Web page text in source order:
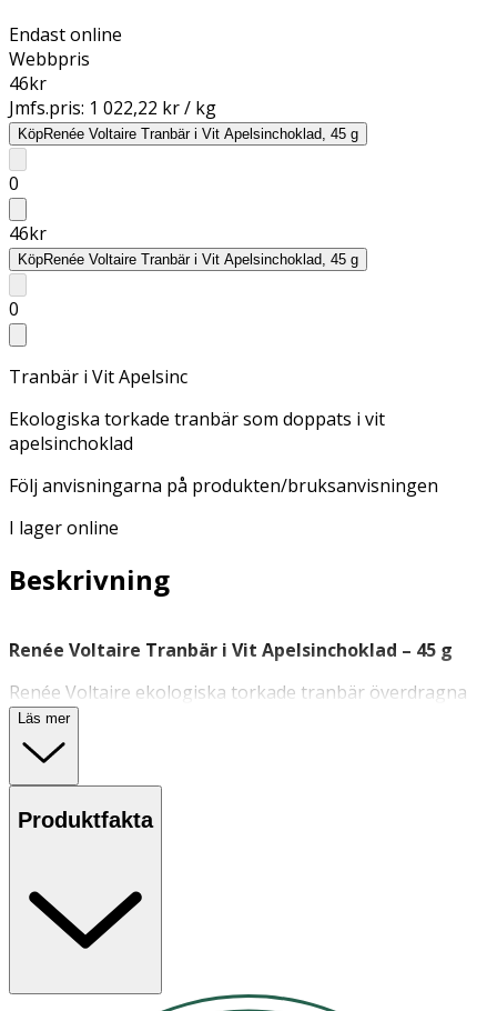
Endast online
Webbpris
46kr
Jmfs.pris: 1 022,22 kr / kg
KöpRenée Voltaire Tranbär i Vit Apelsinchoklad, 45 g
0
46kr
KöpRenée Voltaire Tranbär i Vit Apelsinchoklad, 45 g
0
Tranbär i Vit Apelsinc
Ekologiska torkade tranbär som doppats i vit
apelsinchoklad
Följ anvisningarna på produkten/bruksanvisningen
I lager online
Beskrivning
Renée Voltaire Tranbär i Vit Apelsinchoklad – 45 g
Renée Voltaire ekologiska torkade tranbär överdragna
med vit choklad smaksatt med apelsin. En balanserad
kombination av sötma och syrlighet som passar både
somtilltugg
Egenskaper
- Överdragna med vit choklad smaksatt med apelsin
- Söt och syrlig smakprofil
Läs mer
Produktfakta